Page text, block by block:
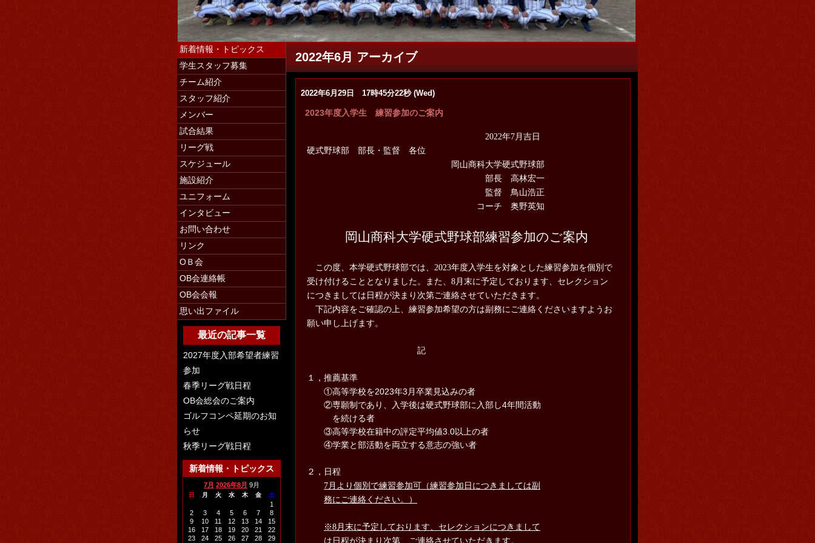
学生スタッフ募集（マネージャー・コーチ）詳しくは
2022年6月 アーカイブ
2022年6月29日 17時45分22秒 (Wed)
2023年度入学生 練習参加のご案内
2022年7月吉日
硬式野球部 部長・監督 各位
岡山商科大学硬式野球部
部長 高林宏一
監督 鳥山浩正
コーチ 奥野英知
岡山商科大学硬式野球部練習参加のご案内
この度、本学硬式野球部では、 2023年度入学生を対象とした練習参加を個別で
受け付けることとなりました。また、 8月末に予定しております、セレクション
につきましては日程が決まり次第ご連絡させていただきます。
下記内容をご確認の上、練習参加希望の方は副務にご連絡くださいますようお
願い申し上げます。
記
１，推薦基準
①高等学校を2023年3月卒業見込みの者
②専願制であり、入学後は硬式野球部に入部し4年間活動
を続ける者
③高等学校在籍中の評定平均値3.0以上の者
④学業と部活動を両立する意志の強い者
２，日程
7月より個別で練習参加可（練習参加日につきましては副
務にご連絡ください。）
※8月末に予定しております、セレクションにつきまして
は日程が決まり次第、ご連絡させていただきます。
新着情報・トピックス
学生スタッフ募集
チーム紹介
スタッフ紹介
メンバー
試合結果
リーグ戦
スケジュール
施設紹介
ユニフォーム
インタビュー
お問い合わせ
リンク
ОＢ会
OB会連絡帳
OB会会報
思い出ファイル
最近の記事一覧
2027年度入部希望者練習
参加
春季リーグ戦日程
OB会総会のご案内
ゴルフコンペ延期のお知
らせ
秋季リーグ戦日程
新着情報・トピックス
7月 2026年8月 9月
日 月 火 水 木 金 土
1
2
3 4 5 6 7
8
9
10 11 12 13 14
15
16
17 18 19 20 21
22
23
24 25 26 27 28 29